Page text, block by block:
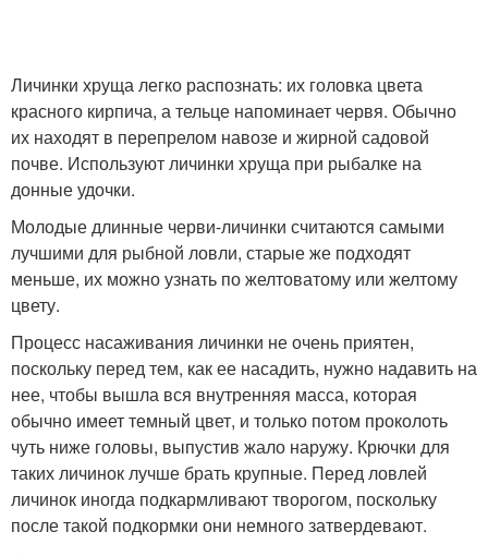
Личинки хруща легко распознать: их головка цвета
красного кирпича, а тельце напоминает червя. Обычно
их находят в перепрелом навозе и жирной садовой
почве. Используют личинки хруща при рыбалке на
донные удочки.
Молодые длинные черви-личинки считаются самыми
лучшими для рыбной ловли, старые же подходят
меньше, их можно узнать по желтоватому или желтому
цвету.
Процесс насаживания личинки не очень приятен,
поскольку перед тем, как ее насадить, нужно надавить на
нее, чтобы вышла вся внутренняя масса, которая
обычно имеет темный цвет, и только потом проколоть
чуть ниже головы, выпустив жало наружу. Крючки для
таких личинок лучше брать крупные. Перед ловлей
личинок иногда подкармливают творогом, поскольку
после такой подкормки они немного затвердевают.